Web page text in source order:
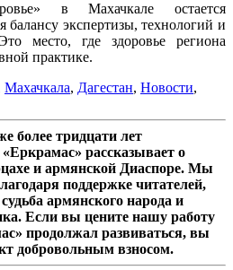
в Махачкале остается
балансу экспертизы, технологий и
место, где здоровье региона
практике.
Махачкала, Дагестан, Новости,
более тридцати лет
рассказывает о
и армянской Диаспоре. Мы
поддержке читателей,
армянского народа и
Если вы цените нашу работу
продолжал развиваться, вы
добровольным взносом.